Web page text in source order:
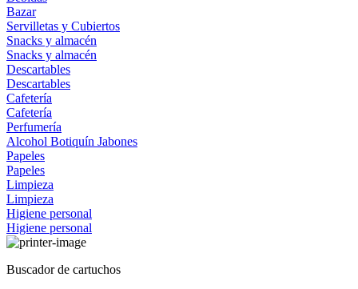
Bazar
Servilletas y Cubiertos
Snacks y almacén
Snacks y almacén
Descartables
Descartables
Cafetería
Cafetería
Perfumería
Alcohol Botiquín Jabones
Papeles
Papeles
Limpieza
Limpieza
Higiene personal
Higiene personal
Buscador de cartuchos